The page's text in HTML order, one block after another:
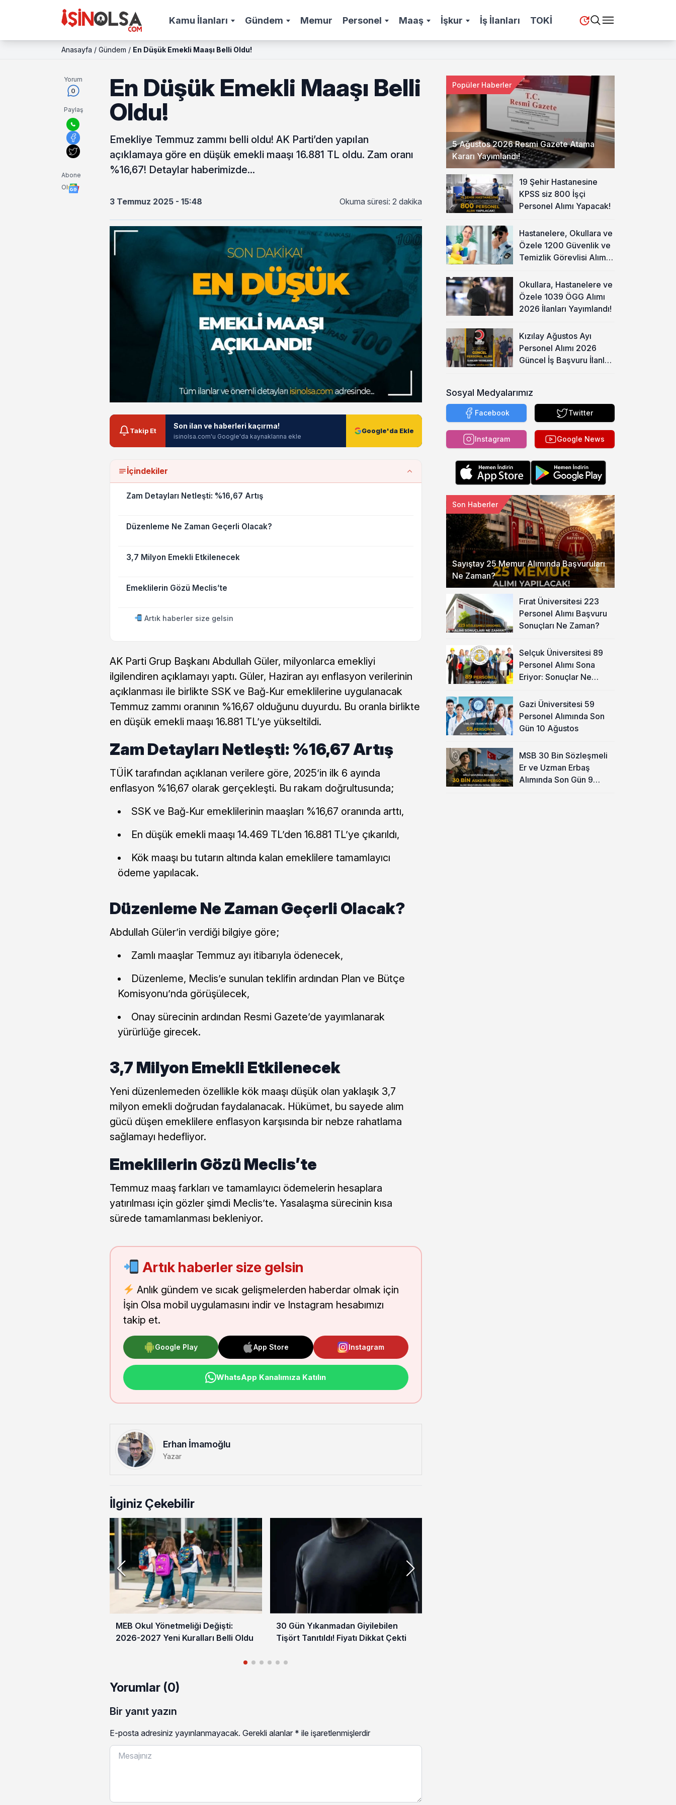
Kamu İlanları Gündem Memur Personel Maaş İşkur İş İlanları TOKİ
Anasayfa / Gündem / En Düşük Emekli Maaşı Belli Oldu!
Yorum
0
Paylaş
Abone
Ol
En Düşük Emekli Maaşı Belli
Oldu!
Emekliye Temmuz zammı belli oldu! AK Parti’den yapılan
açıklamaya göre en düşük emekli maaşı 16.881 TL oldu. Zam oranı
%16,67! Detaylar haberimizde...
3 Temmuz 2025 - 15:48 Okuma süresi: 2 dakika
Takip Et
Son ilan ve haberleri kaçırma!
isinolsa.com'u Google'da kaynaklarına ekle
Google'da Ekle
İçindekiler
Zam Detayları Netleşti: %16,67 Artış
Düzenleme Ne Zaman Geçerli Olacak?
3,7 Milyon Emekli Etkilenecek
Emeklilerin Gözü Meclis’te
Artık haberler size gelsin
AK Parti Grup Başkanı Abdullah Güler, milyonlarca emekliyi
ilgilendiren açıklamayı yaptı. Güler, Haziran ayı enflasyon verilerinin
açıklanması ile birlikte SSK ve Bağ‑Kur emeklilerine uygulanacak
Temmuz zammı oranının %16,67 olduğunu duyurdu. Bu oranla birlikte
en düşük emekli maaşı 16.881 TL’ye yükseltildi.
Zam Detayları Netleşti: %16,67 Artış
TÜİK tarafından açıklanan verilere göre, 2025’in ilk 6 ayında
enflasyon %16,67 olarak gerçekleşti. Bu rakam doğrultusunda;
SSK ve Bağ‑Kur emeklilerinin maaşları %16,67 oranında arttı,
En düşük emekli maaşı 14.469 TL’den 16.881 TL’ye çıkarıldı,
Kök maaşı bu tutarın altında kalan emeklilere tamamlayıcı
ödeme yapılacak.
Düzenleme Ne Zaman Geçerli Olacak?
Abdullah Güler’in verdiği bilgiye göre;
Zamlı maaşlar Temmuz ayı itibarıyla ödenecek,
Düzenleme, Meclis’e sunulan teklifin ardından Plan ve Bütçe
Komisyonu’nda görüşülecek,
Onay sürecinin ardından Resmi Gazete’de yayımlanarak
yürürlüğe girecek.
3,7 Milyon Emekli Etkilenecek
Yeni düzenlemeden özellikle kök maaşı düşük olan yaklaşık 3,7
milyon emekli doğrudan faydalanacak. Hükümet, bu sayede alım
gücü düşen emeklilere enflasyon karşısında bir nebze rahatlama
sağlamayı hedefliyor.
Emeklilerin Gözü Meclis’te
Temmuz maaş farkları ve tamamlayıcı ödemelerin hesaplara
yatırılması için gözler şimdi Meclis’te. Yasalaşma sürecinin kısa
sürede tamamlanması bekleniyor.
Artık haberler size gelsin
Anlık gündem ve sıcak gelişmelerden haberdar olmak için
İşin Olsa mobil uygulamasını indir ve Instagram hesabımızı
takip et.
Google Play App Store Instagram
WhatsApp Kanalımıza Katılın
Erhan İmamoğlu
Yazar
İlginiz Çekebilir
MEB Okul Yönetmeliği Değişti:
2026-2027 Yeni Kuralları Belli Oldu
30 Gün Yıkanmadan Giyilebilen
Tişört Tanıtıldı! Fiyatı Dikkat Çekti
Yorumlar (0)
Bir yanıt yazın
E-posta adresiniz yayınlanmayacak. Gerekli alanlar * ile işaretlenmişlerdir
5 Ağustos 2026 Resmi Gazete Atama
Kararı Yayımlandı!
Popüler Haberler
19 Şehir Hastanesine
KPSS siz 800 İşçi
Personel Alımı Yapacak!
Hastanelere, Okullara ve
Özele 1200 Güvenlik ve
Temizlik Görevlisi Alımı
Okullara, Hastanelere ve
Özele 1039 ÖGG Alımı
2026 İlanları Yayımlandı!
Kızılay Ağustos Ayı
Personel Alımı 2026
Güncel İş Başvuru İlanları
Sosyal Medyalarımız
Facebook Twitter
Instagram Google News
Sayıştay 25 Memur Alımında Başvuruları
Ne Zaman?
Son Haberler
Fırat Üniversitesi 223
Personel Alımı Başvuru
Sonuçları Ne Zaman?
Selçuk Üniversitesi 89
Personel Alımı Sona
Eriyor: Sonuçlar Ne
Gazi Üniversitesi 59
Personel Alımında Son
Gün 10 Ağustos
MSB 30 Bin Sözleşmeli
Er ve Uzman Erbaş
Alımında Son Gün 9